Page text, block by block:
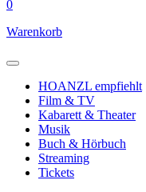
0
Warenkorb
HOANZL empfiehlt
Film & TV
Kabarett & Theater
Musik
Buch & Hörbuch
Streaming
Tickets